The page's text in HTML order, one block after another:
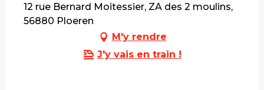
12 rue Bernard Moitessier, ZA des 2 moulins,
56880 Ploeren
M'y rendre
J'y vais en train !